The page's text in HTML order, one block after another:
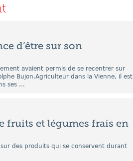
d’être sur son
avaient permis de se recentrer sur
Bujon.Agriculteur dans la Vienne, il est
ses ...
fruits et légumes frais en
sur des produits qui se conservent durant